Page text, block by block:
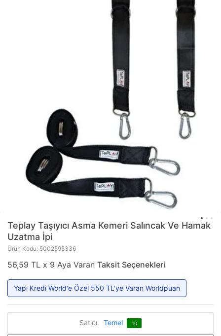
Teplay Taşıyıcı Asma Kemeri Salıncak Ve Hamak
Uzatma İpi
Ürün Kodu: 5002595336
56,59 TL x 9 Aya Varan Taksit Seçenekleri
Yapı Kredi World'e Özel 550 TL'ye Varan Worldpuan
Satıcı: Temel 10